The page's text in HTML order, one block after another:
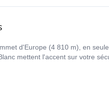
d'Europe (4 810 m), en
mettent l'accent sur votre